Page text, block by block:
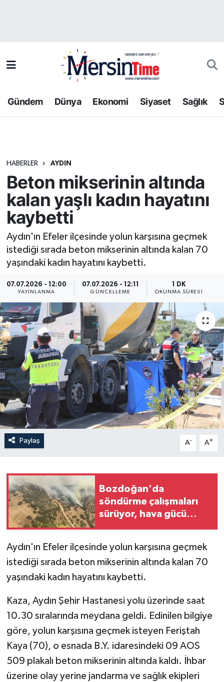
Gündem Dünya Ekonomi Siyaset Sağlık
HABERLER AYDIN
Beton mikserinin altında
kalan yaşlı kadın hayatını
kaybetti
Aydın'ın Efeler ilçesinde yolun karşısına geçmek
istediği sırada beton mikserinin altında kalan 70
yaşındaki kadın hayatını kaybetti.
07.07.2026 - 12:00
YAYINLANMA
07.07.2026 - 12:11
GÜNCELLEME
1 DK
OKUNMA SÜRESI
Paylaş A- A+
Bozdoğan'da
söndürme çalışmaları
sürüyor, hava gücü
Aydın'ın Efeler ilçesinde yolun karşısına geçmek
istediği sırada beton mikserinin altında kalan 70
yaşındaki kadın hayatını kaybetti.
Kaza, Aydın Şehir Hastanesi yolu üzerinde saat
10.30 sıralarında meydana geldi. Edinilen bilgiye
göre, yolun karşısına geçmek isteyen Feriştah
Kaya (70), o esnada B.Y. idaresindeki 09 AOS
509 plakalı beton mikserinin altında kaldı. İhbar
üzerine olay yerine jandarma ve sağlık ekipleri
Bilim-Teknoloji
Dünya
Ekonomi
Gündem
Kültür-Sanat
Resmi İlan
Sağlık
Siyaset
Spor
Yaşam
Trafik Durumu
Tüm Manşetler
Haber Arşivi